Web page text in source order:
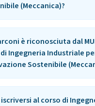
(Meccanica)?
è riconosciuta dal
Ingegneria Industriale
Sostenibile
al corso di